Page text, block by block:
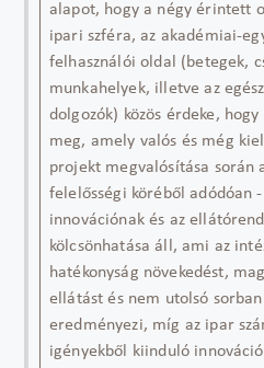
alapot, hogy a négy érintett
ipari szféra, az akadémiai-
felhasználói oldal (betegek,
munkahelyek, illetve az
dolgozók) közös érdeke,
meg, amely valós és még
projekt megvalósítása során
felelősségi köréből adódóan
innovációnak és az
kölcsönhatása áll, ami az
hatékonyság növekedést,
ellátást és nem utolsó
eredményezi, míg az ipar
igényekből kiinduló